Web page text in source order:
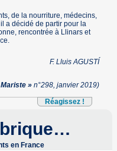
de la nourriture, médecins,
a décidé de partir pour la
rencontrée à Llinars et
F. Lluis AGUSTÍ
»n°298, janvier 2019)
Réagissez !
en France